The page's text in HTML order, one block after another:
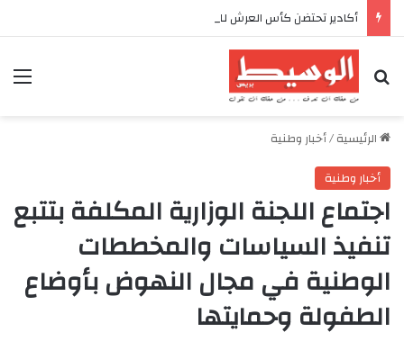
بحث عن
الرئيسية/أخبار وطنية
أخبار وطنية
اجتماع اللجنة الوزارية المكلفة بتتبع
تنفيذ السياسات والمخططات
الوطنية في مجال النهوض بأوضاع
الطفولة وحمايتها